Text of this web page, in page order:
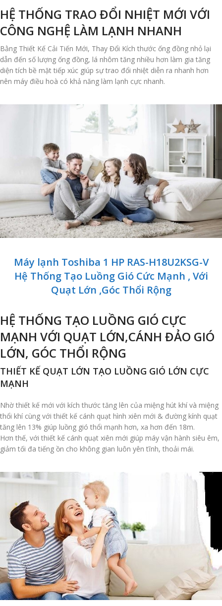
HỆ THỐNG TRAO ĐỔI NHIỆT MỚI VỚI
CÔNG NGHỆ LÀM LẠNH NHANH
Bằng Thiết Kế Cải Tiến Mới, Thay Đổi Kích thước ống đồng nhỏ lại
dẫn đến số lượng ống đồng, lá nhôm tăng nhiều hơn làm gia tăng
diện tích bề mặt tiếp xúc giúp sự trao đổi nhiệt diễn ra nhanh hơn
nên máy điều hoà có khả năng làm lạnh cực nhanh.
Máy lạnh Toshiba 1 HP RAS-H18U2KSG-V
Hệ Thống Tạo Luồng Gió Cức Mạnh , Với
Quạt Lớn ,Góc Thổi Rộng
HỆ THỐNG TẠO LUỒNG GIÓ CỰC
MẠNH VỚI QUẠT LỚN,CÁNH ĐẢO GIÓ
LỚN, GÓC THỔI RỘNG
THIẾT KẾ QUẠT LỚN TẠO LUỒNG GIÓ LỚN CỰC
MẠNH
Nhờ thiết kế mới với kích thước tăng lên của miệng hút khí và miệng
thổi khí cùng với thiết kế cánh quạt hình xiên mới & đường kính quạt
tăng lên 13% giúp luồng gió thổi mạnh hơn, xa hơn đến 18m.
Hơn thế, với thiết kế cánh quạt xiên mới giúp máy vận hành siêu êm,
giảm tối đa tiếng ồn cho không gian luôn yên tĩnh, thoải mái.